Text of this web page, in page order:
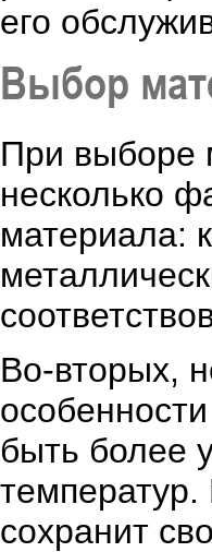
его
Выбор
При выборе
несколько
материала:
Во-вторых,
быть более
сохранит